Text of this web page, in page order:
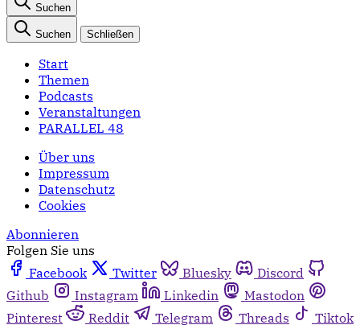
Suchen
Suchen Schließen
Start
Themen
Podcasts
Veranstaltungen
PARALLEL 48
Über uns
Impressum
Datenschutz
Cookies
Abonnieren
Folgen Sie uns
Facebook
Twitter Bluesky
Discord
Github
Instagram Linkedin
Mastodon
Pinterest
Reddit Telegram Threads
Tiktok